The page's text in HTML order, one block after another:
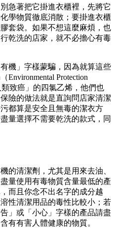
急著把它掛進衣櫃裡，先將它
學物質徹底消散；要掛進衣櫃
套袋。如果不想這麼麻煩，也
乾洗的店家，就不必擔心有毒
機」字樣蒙騙，因為就算這些
Protection
致癌」的四氯乙烯，他們也
險的做法就是直詢問店家清潔
都算是安全且無毒的潔衣方
量選擇不需要乾洗的款式，同
的清潔劑，尤其是用來去油、
量使用有毒物質含量最低的產
而且你念不出名字的成分越
性清潔用品的毒性比較小；若
」或「小心」字樣的產品請盡
有有害人體健康的物質。